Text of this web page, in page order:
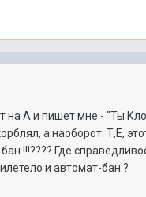
А и пишет мне - "Ты
а наоборот. Т,Е,
!!!???? Где
и автомат-бан ?